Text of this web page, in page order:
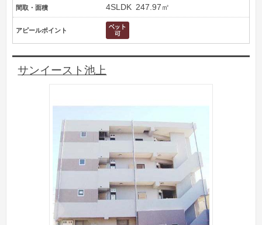
間取・面積 4SLDK 247.97㎡
アピールポイント
サンイースト池上